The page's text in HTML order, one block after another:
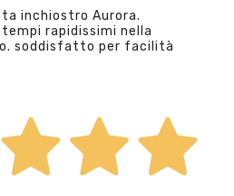
inchiostro Aurora.
rapidissimi nella
soddisfatto per facilità